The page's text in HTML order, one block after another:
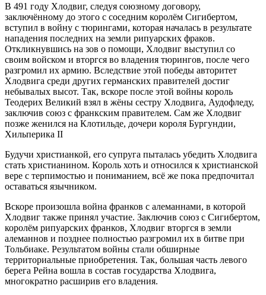
В 491 году Хлодвиг, следуя союзному договору,
заключённому до этого с соседним королём Сигибертом,
вступил в войну с тюрингами, которая началась в результате
нападения последних на земли рипуарских фраков.
Откликнувшись на зов о помощи, Хлодвиг выступил со
своим войском и вторгся во владения тюрингов, после чего
разгромил их армию. Вследствие этой победы авторитет
Хлодвига среди других германских правителей достиг
небывалых высот. Так, вскоре после этой войны король
Теодерих Великий взял в жёны сестру Хлодвига, Аудофледу,
заключив союз с франкским правителем. Сам же Хлодвиг
позже женился на Клотильде, дочери короля Бургундии,
Хильперика II
Будучи христианкой, его супруга пыталась убедить Хлодвига
стать христианином. Король хоть и относился к христианской
вере с терпимостью и пониманием, всё же пока предпочитал
оставаться язычником.
Вскоре произошла война франков с алеманнами, в которой
Хлодвиг также принял участие. Заключив союз с Сигибертом,
королём рипуарских франков, Хлодвиг вторгся в земли
алеманнов и позднее полностью разгромил их в битве при
Тольбиаке. Результатом войны стали обширные
территориальные приобретения. Так, большая часть левого
берега Рейна вошла в состав государства Хлодвига,
многократно расширив его владения.